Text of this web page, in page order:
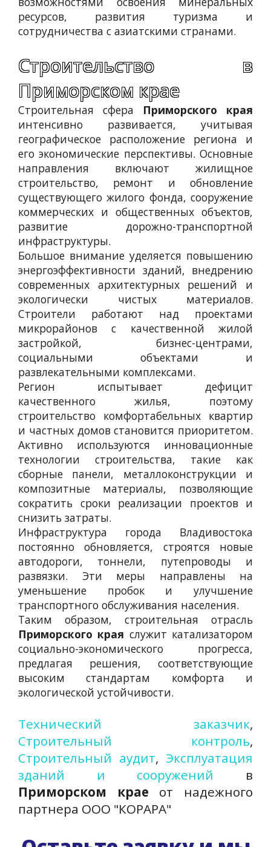
ресурсов, развития туризма и
сотрудничества с азиатскими странами.
Строительство в
Приморском крае
Строительная сфера Приморского края
интенсивно развивается, учитывая
географическое расположение региона и
его экономические перспективы. Основные
направления включают жилищное
строительство, ремонт и обновление
существующего жилого фонда, сооружение
коммерческих и общественных объектов,
развитие дорожно-транспортной
инфраструктуры.
Большое внимание уделяется повышению
энергоэффективности зданий, внедрению
современных архитектурных решений и
экологически чистых материалов.
Строители работают над проектами
микрорайонов с качественной жилой
застройкой, бизнес-центрами,
социальными объектами и
развлекательными комплексами.
Регион испытывает дефицит
качественного жилья, поэтому
строительство комфортабельных квартир
и частных домов становится приоритетом.
Активно используются инновационные
технологии строительства, такие как
сборные панели, металлоконструкции и
композитные материалы, позволяющие
сократить сроки реализации проектов и
снизить затраты.
Инфраструктура города Владивостока
постоянно обновляется, строятся новые
автодороги, тоннели, путепроводы и
развязки. Эти меры направлены на
уменьшение пробок и улучшение
транспортного обслуживания населения.
Таким образом, строительная отрасль
Приморского края служит катализатором
социально-экономического прогресса,
предлагая решения, соответствующие
высоким стандартам комфорта и
экологической устойчивости.
Технический заказчик,
Строительный контроль,
Строительный аудит, Эксплуатация
зданий и сооружений в
Приморском крае от надежного
партнера ООО "КОРАРА"